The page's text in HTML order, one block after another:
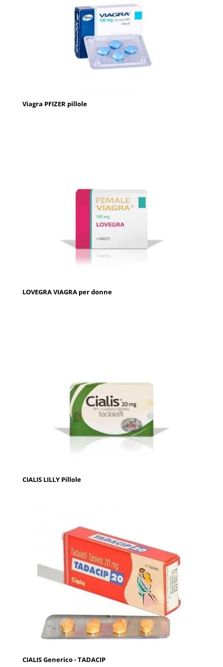
Viagra PFIZER pillole
LOVEGRA VIAGRA per donne
CIALIS LILLY Pillole
CIALIS Generico - TADACIP